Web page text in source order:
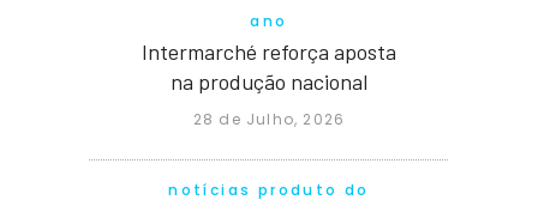
ano
Intermarché reforça aposta
na produção nacional
28 de Julho, 2026
notícias produto do